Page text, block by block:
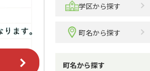
学区から探す
町名から探す
町名から探す